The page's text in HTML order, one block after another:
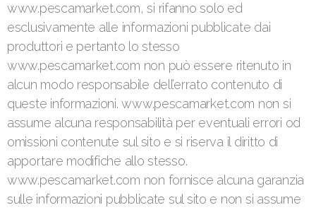
www.pescamarket.com, si rifanno solo ed
esclusivamente alle informazioni pubblicate dai
produttori e pertanto lo stesso
www.pescamarket.com non può essere ritenuto in
alcun modo responsabile dell’errato contenuto di
queste informazioni. www.pescamarket.com non si
assume alcuna responsabilità per eventuali errori od
omissioni contenute sul sito e si riserva il diritto di
apportare modifiche allo stesso.
www.pescamarket.com non fornisce alcuna garanzia
sulle informazioni pubblicate sul sito e non si assume